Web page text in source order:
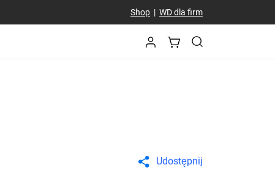
Shop| WD dla firm
Udostępnij